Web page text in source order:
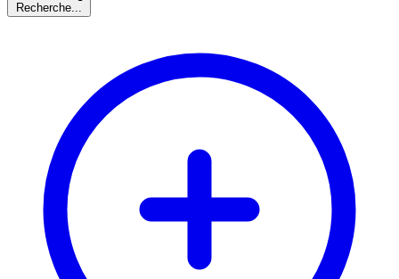
Recherche...